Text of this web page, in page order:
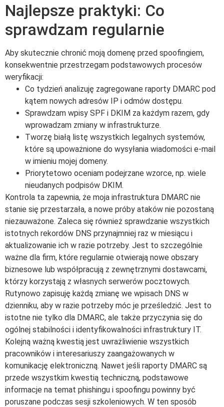
Najlepsze praktyki: Co
sprawdzam regularnie
Aby skutecznie chronić moją domenę przed spoofingiem,
konsekwentnie przestrzegam podstawowych procesów
weryfikacji:
Co tydzień analizuję zagregowane raporty DMARC pod
kątem nowych adresów IP i odmów dostępu.
Sprawdzam wpisy SPF i DKIM za każdym razem, gdy
wprowadzam zmiany w infrastrukturze.
Tworzę białą listę wszystkich legalnych systemów,
które są upoważnione do wysyłania wiadomości e-mail
w imieniu mojej domeny.
Priorytetowo oceniam podejrzane wzorce, np. wiele
nieudanych podpisów DKIM.
Kontrola ta zapewnia, że moja infrastruktura DMARC nie
stanie się przestarzała, a nowe próby ataków nie pozostaną
niezauważone. Zaleca się również sprawdzanie wszystkich
istotnych rekordów DNS przynajmniej raz w miesiącu i
aktualizowanie ich w razie potrzeby. Jest to szczególnie
ważne dla firm, które regularnie otwierają nowe obszary
biznesowe lub współpracują z zewnętrznymi dostawcami,
którzy korzystają z własnych serwerów pocztowych.
Rutynowo zapisuję każdą zmianę we wpisach DNS w
dzienniku, aby w razie potrzeby móc je prześledzić. Jest to
istotne nie tylko dla DMARC, ale także przyczynia się do
ogólnej stabilności i identyfikowalności infrastruktury IT.
Kolejną ważną kwestią jest uwrażliwienie wszystkich
pracowników i interesariuszy zaangażowanych w
komunikację elektroniczną. Nawet jeśli raporty DMARC są
przede wszystkim kwestią techniczną, podstawowe
informacje na temat phishingu i spoofingu powinny być
poruszane podczas sesji szkoleniowych. W ten sposób